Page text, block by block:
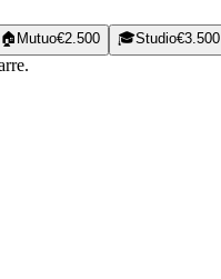
🏠 Mutuo€2.500 🎓Studio€3.500